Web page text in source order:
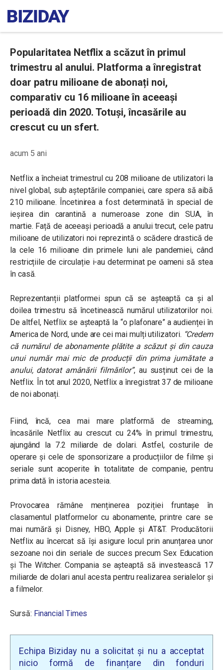
Popularitatea Netflix a scăzut în primul
trimestru al anului. Platforma a înregistrat
doar patru milioane de abonați noi,
comparativ cu 16 milioane în aceeași
perioadă din 2020. Totuși, încasările au
crescut cu un sfert.
acum 5 ani
Netflix a încheiat trimestrul cu 208 milioane de utilizatori la
nivel global, sub așteptările companiei, care spera să aibă
210 milioane. Încetinirea a fost determinată în special de
ieșirea din carantină a numeroase zone din SUA, în
martie. Față de aceeași perioadă a anului trecut, cele patru
milioane de utilizatori noi reprezintă o scădere drastică de
la cele 16 milioane din primele luni ale pandemiei, când
restricțiile de circulație i-au determinat pe oameni să stea
în casă.
Reprezentanții platformei spun că se așteaptă ca și al
doilea trimestru să încetinească numărul utilizatorilor noi.
De altfel, Netflix se așteaptă la “o plafonare” a audienței în
America de Nord, unde are cei mai mulți utilizatori. “Credem
că numărul de abonamente plătite a scăzut și din cauza
unui număr mai mic de producții din prima jumătate a
anului, datorat amânării filmărilor”, au susținut cei de la
Netflix. În tot anul 2020, Netflix a înregistrat 37 de milioane
de noi abonați.
Fiind, încă, cea mai mare platformă de streaming,
încasările Netflix au crescut cu 24% în primul trimestru,
ajungând la 7.2 miliarde de dolari. Astfel, costurile de
operare și cele de sponsorizare a producțiilor de filme și
seriale sunt acoperite în totalitate de companie, pentru
prima dată în istoria acesteia.
Provocarea rămâne menținerea poziției fruntașe în
clasamentul platformelor cu abonamente, printre care se
mai numără și Disney, HBO, Apple și AT&T. Producătorii
Netflix au încercat să își asigure locul prin anunțarea unor
sezoane noi din seriale de succes precum Sex Education
și The Witcher. Compania se așteaptă să investească 17
miliarde de dolari anul acesta pentru realizarea serialelor și
a filmelor.
Sursă: Financial Times
Echipa Biziday nu a solicitat și nu a acceptat
nicio formă de finanțare din fonduri